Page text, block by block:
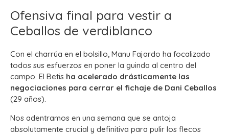
Ofensiva final para vestir a
Ceballos de verdiblanco
Con el charrúa en el bolsillo, Manu Fajardo ha focalizado
todos sus esfuerzos en poner la guinda al centro del
campo. El Betis ha acelerado drásticamente las
negociaciones para cerrar el fichaje de Dani Ceballos
(29 años).
Nos adentramos en una semana que se antoja
absolutamente crucial y definitiva para pulir los flecos